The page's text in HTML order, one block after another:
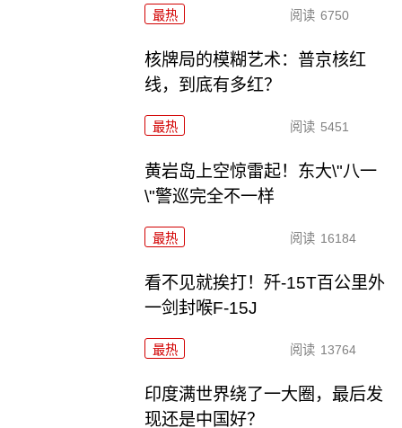
最热 阅读 6750
核牌局的模糊艺术：普京核红
线，到底有多红？
最热 阅读 5451
黄岩岛上空惊雷起！东大\"八一
\"警巡完全不一样
最热 阅读 16184
看不见就挨打！歼-15T百公里外
一剑封喉F-15J
最热 阅读 13764
印度满世界绕了一大圈，最后发
现还是中国好？